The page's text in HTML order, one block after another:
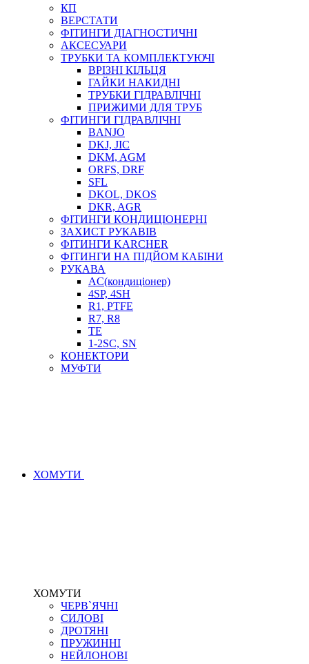
КП
ВЕРСТАТИ
ФІТИНГИ ДІАГНОСТИЧНІ
АКСЕСУАРИ
ТРУБКИ ТА КОМПЛЕКТУЮЧІ
ВРІЗНІ КІЛЬЦЯ
ГАЙКИ НАКИДНІ
ТРУБКИ ГІДРАВЛІЧНІ
ПРИЖИМИ ДЛЯ ТРУБ
ФІТИНГИ ГІДРАВЛІЧНІ
BANJO
DKJ, JIC
DKM, AGM
ORFS, DRF
SFL
DKOL, DKOS
DKR, AGR
ФІТИНГИ КОНДИЦІОНЕРНІ
ЗАХИСТ РУКАВІВ
ФІТИНГИ KARCHER
ФІТИНГИ НА ПІДЙОМ КАБІНИ
РУКАВА
AC(кондиціонер)
4SP, 4SH
R1, PTFE
R7, R8
TE
1-2SC, SN
КОНЕКТОРИ
МУФТИ
ХОМУТИ
ХОМУТИ
ЧЕРВ`ЯЧНІ
СИЛОВІ
ДРОТЯНІ
ПРУЖИННІ
НЕЙЛОНОВІ